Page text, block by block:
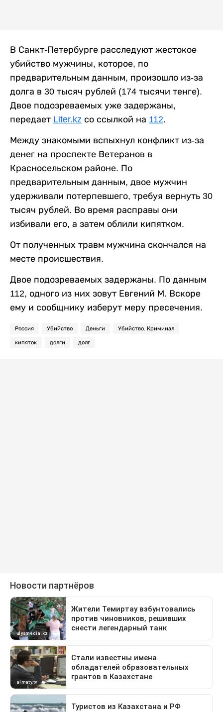
В Санкт-Петербурге расследуют жестокое
убийство мужчины, которое, по
предварительным данным, произошло из-за
долга в 30 тысяч рублей (174 тысячи тенге).
Двое подозреваемых уже задержаны,
передает Liter.kz со ссылкой на 112.
Между знакомыми вспыхнул конфликт из-за
денег на проспекте Ветеранов в
Красносельском районе. По
предварительным данным, двое мужчин
удерживали потерпевшего, требуя вернуть 30
тысяч рублей. Во время расправы они
избивали его, а затем облили кипятком.
От полученных травм мужчина скончался на
месте происшествия.
Двое подозреваемых задержаны. По данным
112, одного из них зовут Евгений М. Вскоре
ему и сообщнику изберут меру пресечения.
Россия Убийство Деньги Убийство. Криминал
кипяток долги долг